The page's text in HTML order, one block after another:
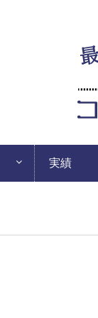
実績